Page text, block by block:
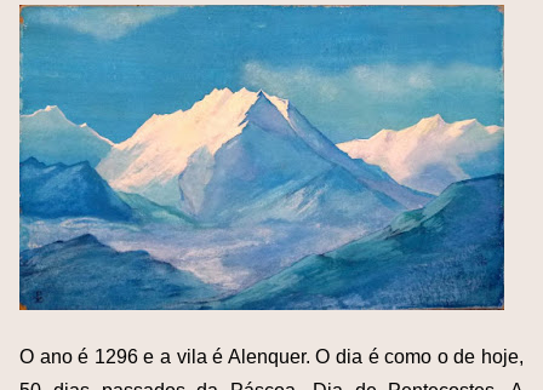
O ano é 1296 e a vila é Alenquer. O dia é como o de hoje,